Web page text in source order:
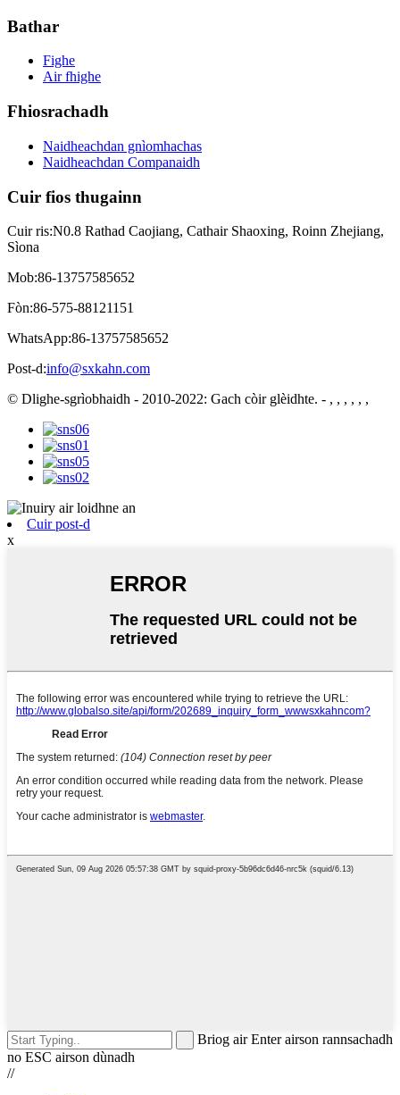
Bathar
Fighe
Air fhighe
Fhiosrachadh
Naidheachdan gnìomhachas
Naidheachdan Companaidh
Cuir fios thugainn
Cuir ris:N0.8 Rathad Caojiang, Cathair Shaoxing, Roinn Zhejiang,
Sìona
Mob:86-13757585652
Fòn:86-575-88121151
WhatsApp:86-13757585652
Post-d:info@sxkahn.com
© Dlighe-sgrìobhaidh - 2010-2022: Gach còir glèidhte. - , , , , , ,
Cuir post-d
x
Briog air Enter airson rannsachadh
no ESC airson dùnadh
//